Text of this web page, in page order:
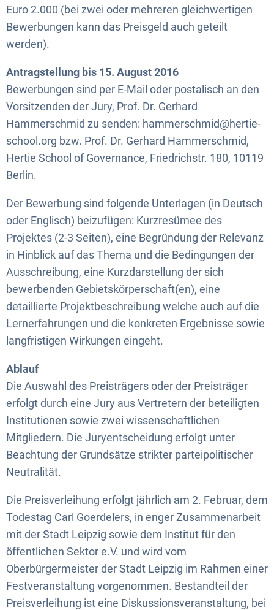
Euro 2.000 (bei zwei oder mehreren gleichwertigen
Bewerbungen kann das Preisgeld auch geteilt
werden).
Antragstellung bis 15. August 2016
Bewerbungen sind per E-Mail oder postalisch an den
Vorsitzenden der Jury, Prof. Dr. Gerhard
Hammerschmid zu senden: hammerschmid@hertie-
school.org bzw. Prof. Dr. Gerhard Hammerschmid,
Hertie School of Governance, Friedrichstr. 180, 10119
Berlin.
Der Bewerbung sind folgende Unterlagen (in Deutsch
oder Englisch) beizufügen: Kurzresümee des
Projektes (2-3 Seiten), eine Begründung der Relevanz
in Hinblick auf das Thema und die Bedingungen der
Ausschreibung, eine Kurzdarstellung der sich
bewerbenden Gebietskörperschaft(en), eine
detaillierte Projektbeschreibung welche auch auf die
Lernerfahrungen und die konkreten Ergebnisse sowie
langfristigen Wirkungen eingeht.
Ablauf
Die Auswahl des Preisträgers oder der Preisträger
erfolgt durch eine Jury aus Vertretern der beteiligten
Institutionen sowie zwei wissenschaftlichen
Mitgliedern. Die Juryentscheidung erfolgt unter
Beachtung der Grundsätze strikter parteipolitischer
Neutralität.
Die Preisverleihung erfolgt jährlich am 2. Februar, dem
Todestag Carl Goerdelers, in enger Zusammenarbeit
mit der Stadt Leipzig sowie dem Institut für den
öffentlichen Sektor e.V. und wird vom
Oberbürgermeister der Stadt Leipzig im Rahmen einer
Festveranstaltung vorgenommen. Bestandteil der
Preisverleihung ist eine Diskussionsveranstaltung, bei